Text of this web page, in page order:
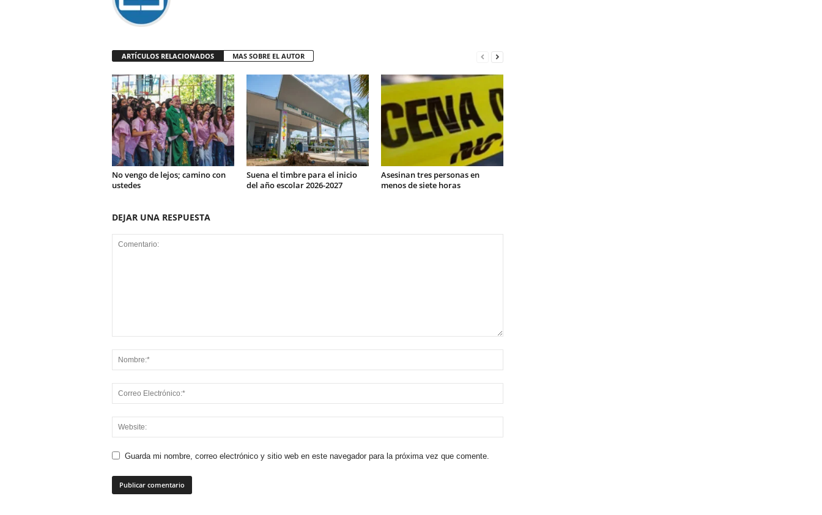
ARTÍCULOS RELACIONADOS MAS SOBRE EL AUTOR
No vengo de lejos; camino con
ustedes
Suena el timbre para el inicio
del año escolar 2026-2027
Asesinan tres personas en
menos de siete horas
DEJAR UNA RESPUESTA
Guarda mi nombre, correo electrónico y sitio web en este navegador para la próxima vez que comente.